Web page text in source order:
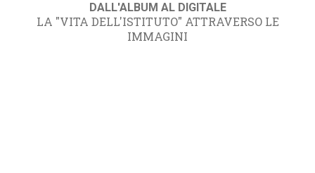
DALL'ALBUM AL DIGITALE
LA "VITA DELL'ISTITUTO" ATTRAVERSO LE
IMMAGINI